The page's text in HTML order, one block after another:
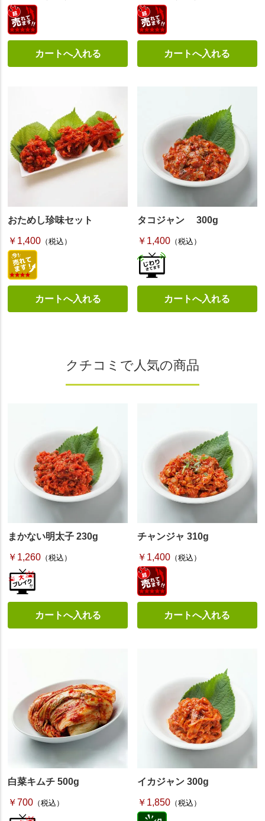
おためし珍味セット
￥1,400 （税込）
タコジャン 300g
￥1,400 （税込）
クチコミで人気の商品
まかない明太子 230g
￥1,260 （税込）
チャンジャ 310g
￥1,400 （税込）
白菜キムチ 500g
￥700 （税込）
イカジャン 300g
￥1,850 （税込）